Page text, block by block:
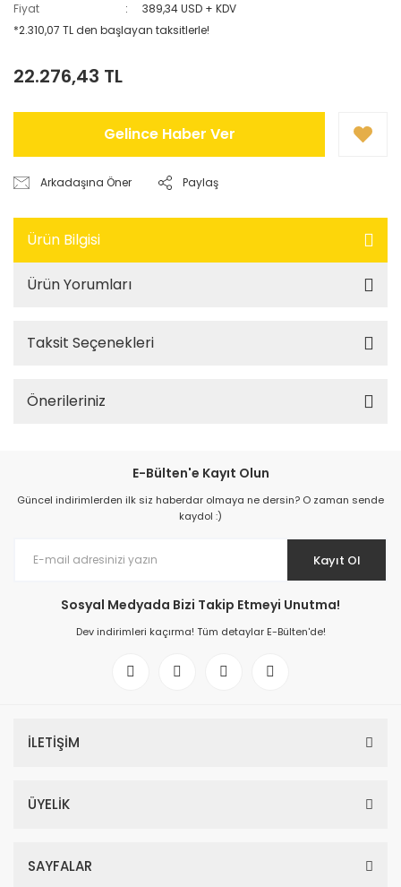
Fiyat
389,34 USD + KDV
*2.310,07 TL den başlayan taksitlerle!
22.276,43 TL
Gelince Haber Ver
Arkadaşına Öner Paylaş
Ürün Bilgisi
Ürün Yorumları
Taksit Seçenekleri
Önerileriniz
E-Bülten'e Kayıt Olun
Güncel indirimlerden ilk siz haberdar olmaya ne dersin? O zaman sende
kaydol :)
Kayıt Ol
Sosyal Medyada Bizi Takip Etmeyi Unutma!
Dev indirimleri kaçırma! Tüm detaylar E-Bülten'de!
İLETİŞİM
ÜYELİK
SAYFALAR